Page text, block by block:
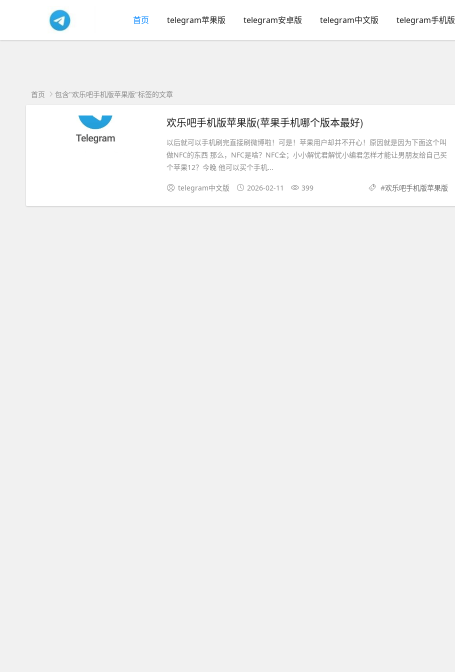
首页 telegram苹果版 telegram安卓版 telegram中文版 telegram手机版
首页 包含"欢乐吧手机版苹果版"标签的文章
欢乐吧手机版苹果版(苹果手机哪个版本最好)
以后就可以手机刷完直接刷微博啦！可是！苹果用户却并不开心！原因就是因为下面这个叫
做NFC的东西 那么，NFC是啥？NFC全；小小解忧君解忧小编君怎样才能让男朋友给自己买
个苹果12？今晚 他可以买个手机...
telegram中文版 2026-02-11 399 #欢乐吧手机版苹果版